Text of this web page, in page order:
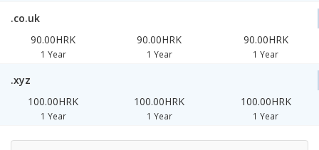
.co.uk
90.00HRK
1 Year
90.00HRK
1 Year
90.00HRK
1 Year
.xyz
100.00HRK
1 Year
100.00HRK
1 Year
100.00HRK
1 Year